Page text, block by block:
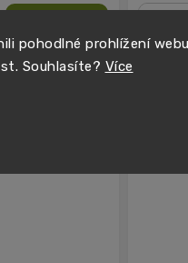
pohodlné prohlížení webu
Souhlasíte? Více
−